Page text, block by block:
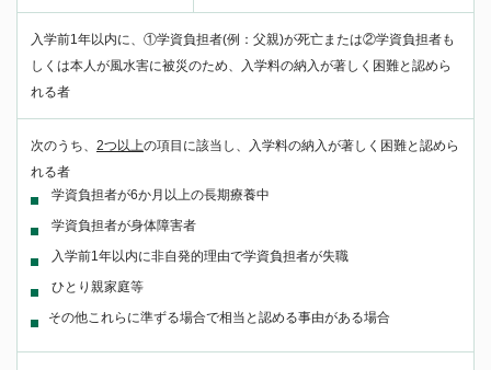
入学前1年以内に、①学資負担者(例：父親)が死亡または②学資負担者も
しくは本人が風水害に被災のため、入学料の納入が著しく困難と認めら
れる者
次のうち、 2つ以上の項目に該当し、入学料の納入が著しく困難と認めら
れる者
学資負担者が6か月以上の長期療養中
学資負担者が身体障害者
入学前1年以内に非自発的理由で学資負担者が失職
ひとり親家庭等
その他これらに準ずる場合で相当と認める事由がある場合